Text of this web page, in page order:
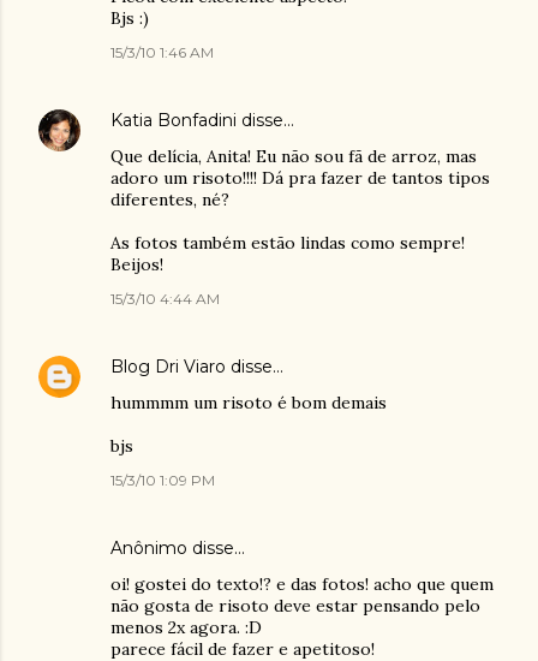
Bjs :)
15/3/10 1:46 AM
Katia Bonfadini disse…
Que delícia, Anita! Eu não sou fã de arroz, mas
adoro um risoto!!!! Dá pra fazer de tantos tipos
diferentes, né?
As fotos também estão lindas como sempre!
Beijos!
15/3/10 4:44 AM
Blog Dri Viaro disse…
hummmm um risoto é bom demais
bjs
15/3/10 1:09 PM
Anônimo disse…
oi! gostei do texto!? e das fotos! acho que quem
não gosta de risoto deve estar pensando pelo
menos 2x agora. :D
parece fácil de fazer e apetitoso!